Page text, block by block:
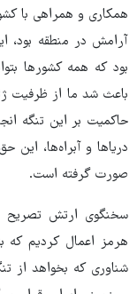
همکاری و همراهی با
آرامش در منطقه بود،
بود که همه کشورها
باعث شد ما از ظرفیت
حاکمیت بر این تنگه
دریاها و آبراه‌ها،
صورت گرفته است.
سخنگوی ارتش تصریح
هرمز اعمال کردیم
شناوری که بخواهد از